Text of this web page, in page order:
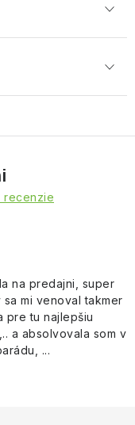
recenzie
na predajni, super
mi venoval takmer
pre tu najlepšiu
a absolvovala som v
...